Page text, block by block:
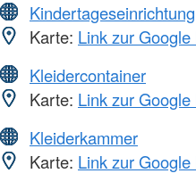
Kindertageseinrichtung
Karte: Link zur
Kleidercontainer
Karte: Link zur
Kleiderkammer
Karte: Link zur